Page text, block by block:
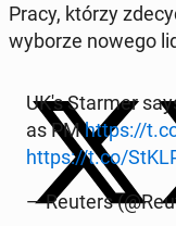
Pracy, którzy
wyborze nowego
UK's Starmer
as PMhttps://
https://t.co/
— Reuters